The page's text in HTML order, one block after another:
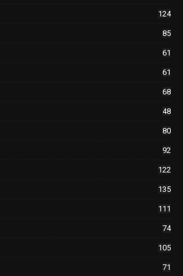
124
85
61
61
68
48
80
92
122
135
111
74
105
71